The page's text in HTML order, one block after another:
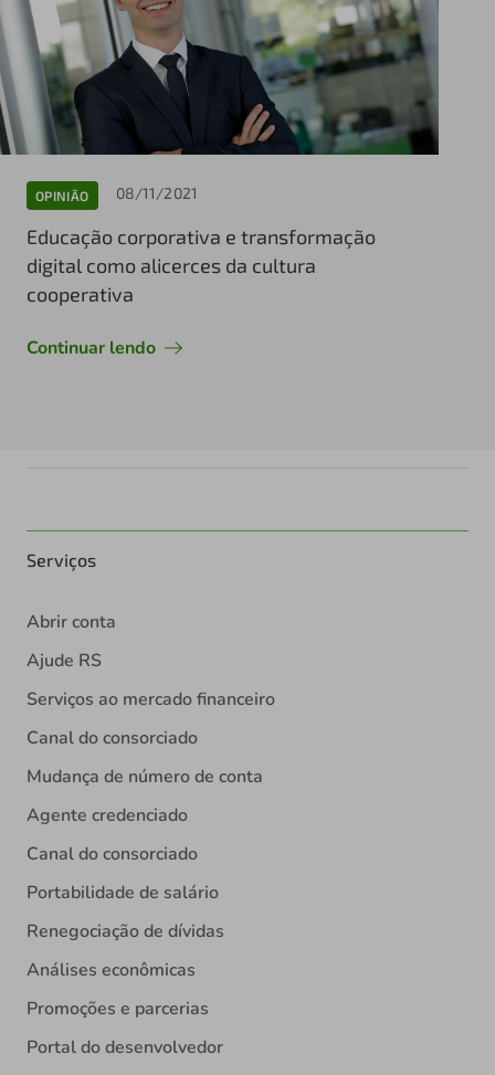
OPINIÃO 08/11/2021
Educação corporativa e transformação
digital como alicerces da cultura
cooperativa
Continuar lendo
Serviços
Abrir conta
Ajude RS
Serviços ao mercado financeiro
Canal do consorciado
Mudança de número de conta
Agente credenciado
Canal do consorciado
Portabilidade de salário
Renegociação de dívidas
Análises econômicas
Promoções e parcerias
Portal do desenvolvedor